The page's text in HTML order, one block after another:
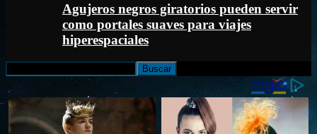
Agujeros negros giratorios pueden servir
como portales suaves para viajes
hiperespaciales